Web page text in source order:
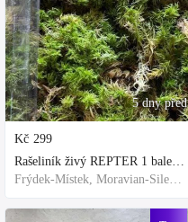
5 dny před
Kč 299
Rašeliník živý REPTER 1 balení - násada, TOP kvalita 30cm-30cm-8cm
Frýdek-Místek, Moravian-Silesian Region,Others